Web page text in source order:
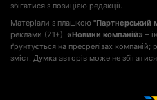
збігатися з позицією редакції.
Матеріали з плашкою "Партнерський
реклами (21+). «Новини компаній» –
ґрунтується на пресрелізах компаній;
зміст. Думка авторів може не